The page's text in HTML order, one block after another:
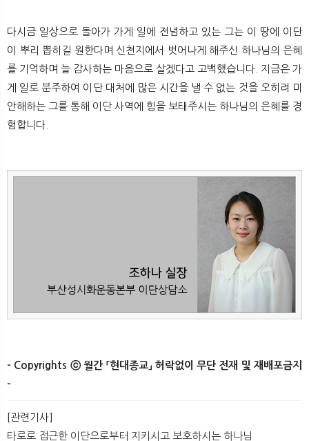
다시금 일상으로 돌아가 가게 일에 전념하고 있는 그는 이 땅에 이단
이 뿌리 뽑히길 원한다며 신천지에서 벗어나게 해주신 하나님의 은혜
를 기억하며 늘 감사하는 마음으로 살겠다고 고백했습니다. 지금은 가
게 일로 분주하여 이단 대처에 많은 시간을 낼 수 없는 것을 오히려 미
안해하는 그를 통해 이단 사역에 힘을 보태주시는 하나님의 은혜를 경
험합니다.
- Copyrights ⓒ 월간 「현대종교」 허락없이 무단 전재 및 재배포금지
-
[관련기사]
타로로 접근한 이단으로부터 지키시고 보호하시는 하나님